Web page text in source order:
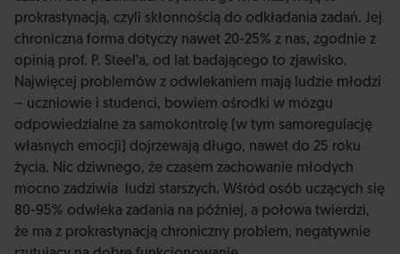
prokrastynacją, czyli skłonnością do odkładania zadań. Jej
chroniczna forma dotyczy nawet 20-25% z nas, zgodnie z
opinią prof. P. Steel’a, od lat badającego to zjawisko.
Najwięcej problemów z odwlekaniem mają ludzie młodzi
– uczniowie i studenci, bowiem ośrodki w mózgu
odpowiedzialne za samokontrolę (w tym samoregulację
własnych emocji) dojrzewają długo, nawet do 25 roku
życia. Nic dziwnego, że czasem zachowanie młodych
mocno zadziwia ludzi starszych. Wśród osób uczących się
80-95% odwleka zadania na później, a połowa twierdzi,
że ma z prokrastynacją chroniczny problem, negatywnie